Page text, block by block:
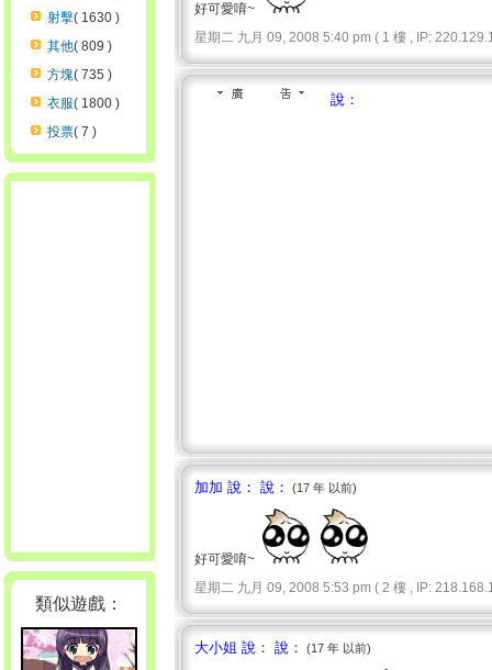
射擊( 1630 )
其他( 809 )
方塊( 735 )
衣服( 1800 )
投票( 7 )
類似遊戲：
好可愛唷~
星期二 九月 09, 2008 5:40 pm ( 1 樓 , IP:
說：
加加 說： 說： (17 年 以前)
好可愛唷~
星期二 九月 09, 2008 5:53 pm ( 2 樓 , IP:
大小姐 說： 說： (17 年 以前)